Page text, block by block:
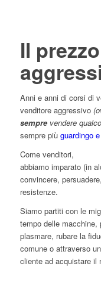
Il
Anni e anni di corsi di
venditore aggressivo
semprevendere
sempre più guardingo
Come venditori,
abbiamo imparato (in
convincere,
resistenze.
Siamo partiti con le
tempo delle macchine,
plasmare, rubare la
comune o attraverso
cliente ad acquistare il